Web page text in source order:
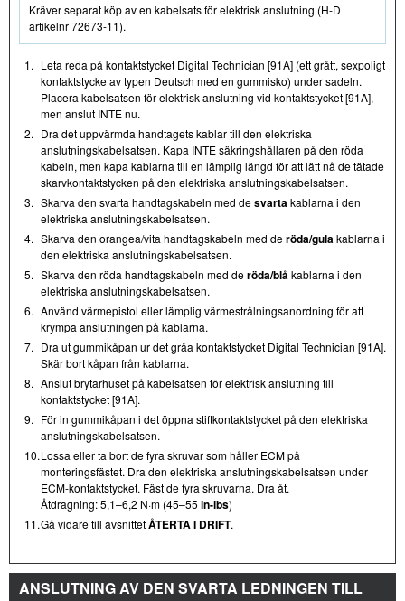
Kräver separat köp av en kabelsats för elektrisk anslutning (H-D
artikelnr 72673-11).
1. Leta reda på kontaktstycket Digital Technician [91A] (ett grått, sexpoligt
kontaktstycke av typen Deutsch med en gummisko) under sadeln.
Placera kabelsatsen för elektrisk anslutning vid kontaktstycket [91A],
men anslut INTE nu.
2. Dra det uppvärmda handtagets kablar till den elektriska
anslutningskabelsatsen. Kapa INTE säkringshållaren på den röda
kabeln, men kapa kablarna till en lämplig längd för att lätt nå de tätade
skarvkontaktstycken på den elektriska anslutningskabelsatsen.
3. Skarva den svarta handtagskabeln med desvartakablarna i den
elektriska anslutningskabelsatsen.
4. Skarva den orangea/vita handtagskabeln med deröda/gulakablarna i
den elektriska anslutningskabelsatsen.
5. Skarva den röda handtagskabeln med deröda/blåkablarna i den
elektriska anslutningskabelsatsen.
6. Använd värmepistol eller lämplig värmestrålningsanordning för att
krympa anslutningen på kablarna.
7. Dra ut gummikåpan ur det gråa kontaktstycket Digital Technician [91A].
Skär bort kåpan från kablarna.
8. Anslut brytarhuset på kabelsatsen för elektrisk anslutning till
kontaktstycket [91A].
9. För in gummikåpan i det öppna stiftkontaktstycket på den elektriska
anslutningskabelsatsen.
10.Lossa eller ta bort de fyra skruvar som håller ECM på
monteringsfästet. Dra den elektriska anslutningskabelsatsen under
ECM-kontaktstycket. Fäst de fyra skruvarna. Dra åt.
Åtdragning: 5,1–6,2 N·m (45–55 in-lbs)
11.Gå vidare till avsnittetÅTERTA I DRIFT.
ANSLUTNING AV DEN SVARTA LEDNINGEN TILL